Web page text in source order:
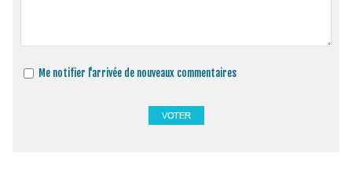
Me notifier l'arrivée de nouveaux commentaires